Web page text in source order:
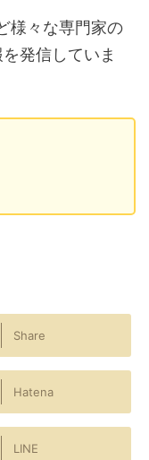
様々な専門家の
発信していま
Share
Hatena
LINE